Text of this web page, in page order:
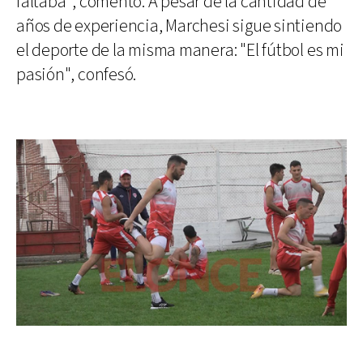
años de experiencia, Marchesi sigue sintiendo
el deporte de la misma manera: "El fútbol es mi
pasión", confesó.